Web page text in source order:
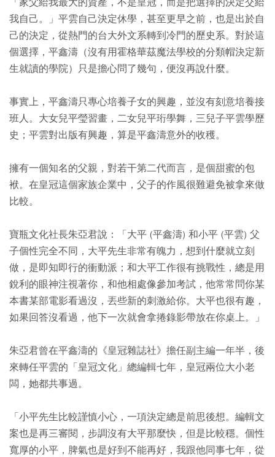
「家父給我最大的資產，不是皇冠，而是把選擇的決定交給
我自己。」平雲自己決定休學，甚至更早之前，也是出於自
己的決定，從熱門的台大外文系轉到冷門的歷史系。對於這
個選擇，平鑫濤（沒有用霍格華茲魔法學校的分類帽決定新
生就讀的學院）只是擔心問了幾句，便沒再說什麼。
事實上，平鑫濤只專心培養子女的興趣，並沒有刻意培養接
班人。大女兒平瑩習畫，二女兒平珩學舞，三兒子平雲學歷
史；平雲對出版有興趣，算是平鑫濤意外的收穫。
擁有一個知名的父親，對若干第二代而言，是個甜蜜的包
袱。在皇冠這個家族企業中，父子的作風很難避免被拿來做
比較。
寶瓶文化社長朱亞君說：「大平 (平鑫濤) 和小平 (平雲) 父
子個性完全不同，大平先生非常有魄力，想到什麼就立刻
做，是即知即行的衝動派；和大平工作很有挑戰性，總是用
銳利的眼神注視著你，和他相處像參加考試，他常常問你某
本書某部電影看過沒，丟些新的刺激給你。大平也很有趣，
如果回答沒看過，他下一次就會拿捲錄影帶放在你桌上。」
朱亞君曾在平鑫濤的《皇冠雜誌社》擔任副主編一年半，後
來轉任平雲的「皇冠文化」總編輯七年，皇冠兩位大小老
闆，她都共事過。
「小平先生比較謹慎小心，一項決定總是前思後想。編輯文
案也是再三審閱，步調沒有大平那麼快，但是比較穩。個性
寬厚的小平，脾氣也是好到不能再好，我跟他同事七年，從